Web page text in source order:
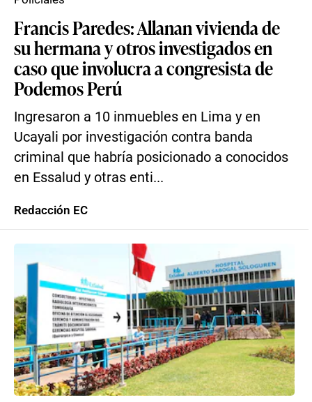
Francis Paredes: Allanan vivienda de
su hermana y otros investigados en
caso que involucra a congresista de
Podemos Perú
Ingresaron a 10 inmuebles en Lima y en
Ucayali por investigación contra banda
criminal que habría posicionado a conocidos
en Essalud y otras enti...
Redacción EC